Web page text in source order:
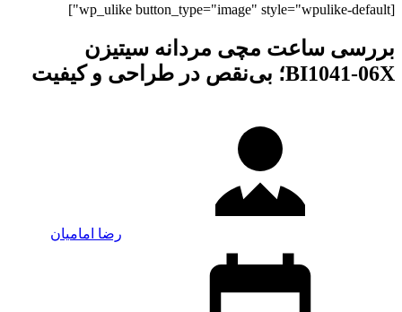
[wp_ulike button_type="image" style="wpulike-default"]
بررسی ساعت مچی مردانه سیتیزن
BI1041-06X؛ بی‌نقص در طراحی و کیفیت
رضا امامیان